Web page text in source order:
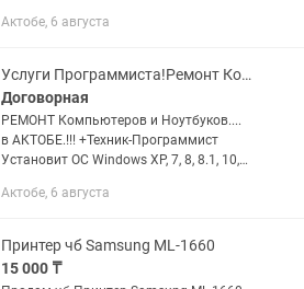
устранение ошибок Качественная
Актобе, 6 августа
Услуги Программиста!Ремонт Компьютеров и Ноутбуков в АКТОБЕ!!!
Договорная
РЕМОНТ Компьютеров и Ноутбуков....
в АКТОБЕ.!!! +Техник-Программист
Установит ОС Windows XP, 7, 8, 8.1, 10,
защита + кодеки, аудио-видео
Актобе, 6 августа
Принтер чб Samsung ML-1660
15 000 ₸